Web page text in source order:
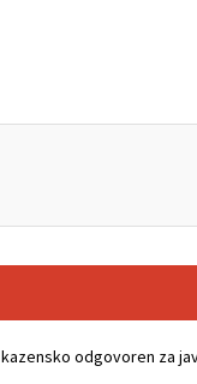
odgovoren za